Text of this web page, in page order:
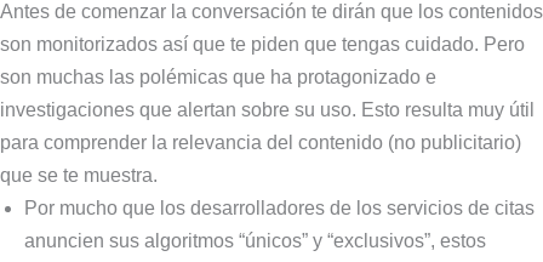
Antes de comenzar la conversación te dirán que los contenidos
son monitorizados así que te piden que tengas cuidado. Pero
son muchas las polémicas que ha protagonizado e
investigaciones que alertan sobre su uso. Esto resulta muy útil
para comprender la relevancia del contenido (no publicitario)
que se te muestra.
Por mucho que los desarrolladores de los servicios de citas
anuncien sus algoritmos “únicos” y “exclusivos”, estos